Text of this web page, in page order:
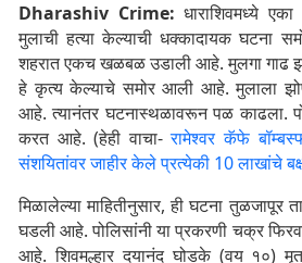
Dharashiv Crime:धाराशिवमध्ये
मुलाची हत्या केल्याची धक्कादायक घटना
शहरात एकच खळबळ उडाली आहे. मुलगा गाढ
हे कृत्य केल्याचे समोर आली आहे. मुलाला
आहे. त्यानंतर घटनास्थळावरून पळ काढला.
करत आहे. (हेही वाचा-रामेश्वर कॅफे
संशयितांवर जाहीर केले प्रत्येकी 10 लाखांचे
मिळालेल्या माहितीनुसार, ही घटना तुळजापूर
घडली आहे. पोलिसांनी या प्रकरणी चक्र
आहे. शिवमल्हार दयानंद घोडके (वय १०)